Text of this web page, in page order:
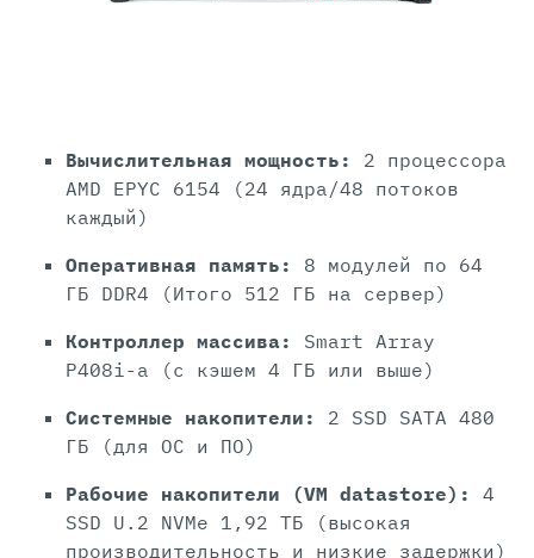
Вычислительная мощность:
2 процессора
AMD EPYC 6154 (24 ядра/48 потоков
каждый)
Оперативная память: 8 модулей по 64
ГБ DDR4 (Итого 512 ГБ на сервер)
Контроллер массива: Smart Array
P408i-a (с кэшем 4 ГБ или выше)
Системные накопители:
2 SSD SATA 480
ГБ (для ОС и ПО)
Рабочие накопители (VM datastore): 4
SSD U.2 NVMe 1,92 ТБ (высокая
производительность и низкие задержки)